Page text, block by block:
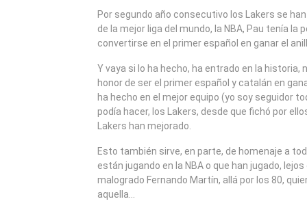
Por segundo año consecutivo los Lakers se
de la mejor liga del mundo, la NBA, Pau tenía la
convertirse en el primer español en ganar el
Y vaya si lo ha hecho, ha entrado en la historia,
honor de ser el primer español y catalán en
ha hecho en el mejor equipo (yo soy seguidor
podía hacer, los Lakers, desde que fichó por
Lakers han mejorado.
Esto también sirve, en parte, de homenaje a
están jugando en la NBA o que han jugado,
malogrado Fernando Martín, allá por los 80,
aquella…